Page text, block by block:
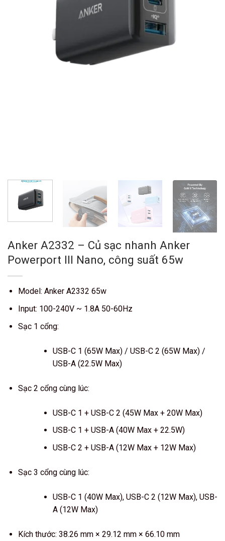
Anker A2332 – Củ sạc nhanh Anker
Powerport III Nano, công suất 65w
Model: Anker A2332 65w
Input: 100-240V ~ 1.8A 50-60Hz
Sạc 1 cổng:
USB-C 1 (65W Max) / USB-C 2 (65W Max) /
USB-A (22.5W Max)
Sạc 2 cổng cùng lúc:
USB-C 1 + USB-C 2 (45W Max + 20W Max)
USB-C 1 + USB-A (40W Max + 22.5W)
USB-C 2 + USB-A (12W Max + 12W Max)
Sạc 3 cổng cùng lúc:
USB-C 1 (40W Max), USB-C 2 (12W Max), USB-
A (12W Max)
Kích thước: 38.26 mm × 29.12 mm × 66.10 mm